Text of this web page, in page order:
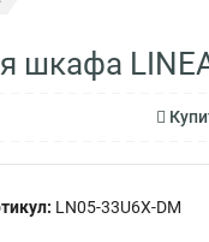
шкафа
LN05-33U6X-DM